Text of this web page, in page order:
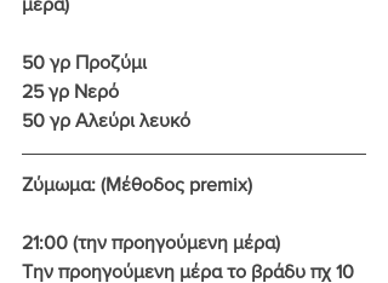
50 γρ Προζύμι
25 γρ Νερό
50 γρ Αλεύρι λευκό
Ζύμωμα: (Μέθοδος premix)
21:00 (την προηγούμενη μέρα)
Την προηγούμενη μέρα το βράδυ πχ 10